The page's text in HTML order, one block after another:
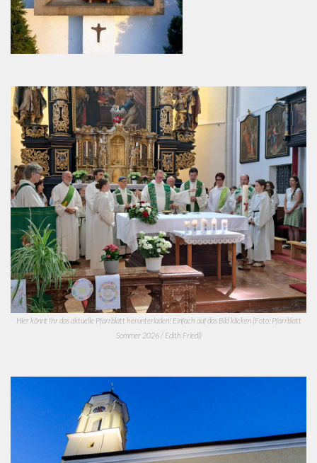
Hier könnt Ihr das aktuelle Pfarrblatt herunterladen! Einfach auf das Bild klicken (Foto: Pfarrblatt
Sommer 2026 / Edith Friedl)